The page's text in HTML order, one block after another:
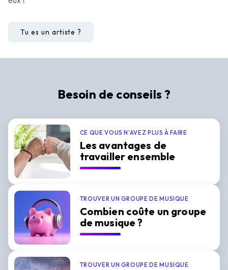
Tu es un artiste ?
Besoin de conseils ?
CE QUE VOUS N'AVEZ PLUS À FAIRE
Les avantages de
travailler ensemble
TROUVER UN GROUPE DE MUSIQUE
Combien coûte un groupe
de musique ?
TROUVER UN GROUPE DE MUSIQUE